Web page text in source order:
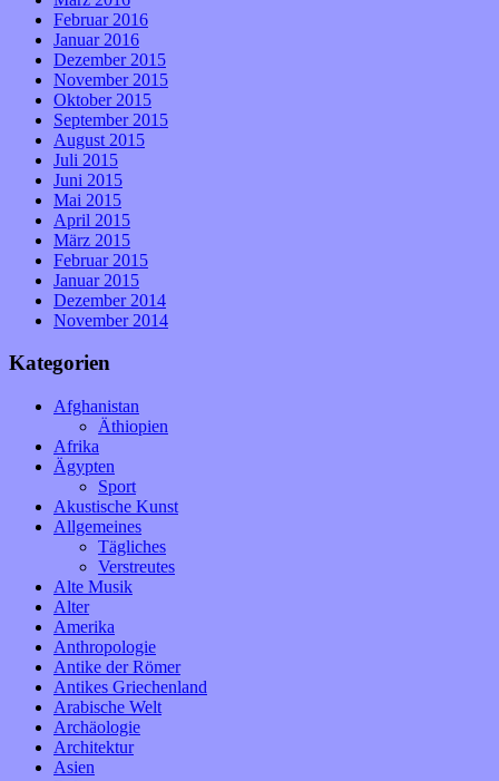
Februar 2016
Januar 2016
Dezember 2015
November 2015
Oktober 2015
September 2015
August 2015
Juli 2015
Juni 2015
Mai 2015
April 2015
März 2015
Februar 2015
Januar 2015
Dezember 2014
November 2014
Kategorien
Afghanistan
Äthiopien
Afrika
Ägypten
Sport
Akustische Kunst
Allgemeines
Tägliches
Verstreutes
Alte Musik
Alter
Amerika
Anthropologie
Antike der Römer
Antikes Griechenland
Arabische Welt
Archäologie
Architektur
Asien